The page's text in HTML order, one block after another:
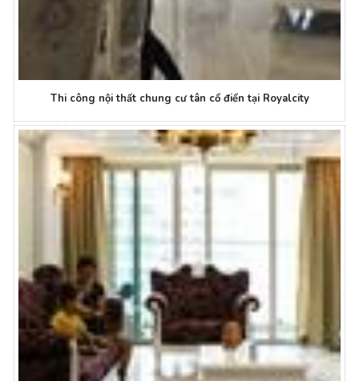
Thi công nội thất chung cư tân cổ điển tại Royalcity